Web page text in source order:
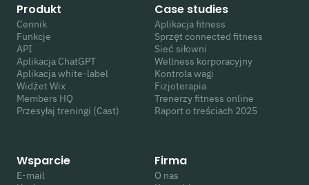
Produkt
Cennik
Funkcje
API
Aplikacja ChatGPT
Aplikacja white-label
Widżet Wix
Members HQ
Przesyłaj treningi (Cast)
Case studies
Aplikacja fitness
Sprzęt connected fitness
Sieć siłowni
Wellness korporacyjny
Kontrola wagi
Fizjoterapia
Trenerzy fitness online
Raport o treściach 2025
Wsparcie
E-mail
Firma
O nas